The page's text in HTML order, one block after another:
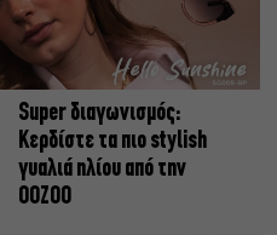
Super διαγωνισμός:
Κερδίστε τα πιο stylish
γυαλιά ηλίου από την
OOZOO